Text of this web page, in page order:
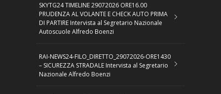
SKYTG24 TIMELINE 29072026 ORE16.00
PRUDENZA AL VOLANTE E CHECK AUTO PRIMA
DI PARTIRE Intervista al Segretario Nazionale
Autoscuole Alfredo Boenzi
RAI-NEWS24-FILO_DIRETTO_29072026-ORE1430
– SICUREZZA STRADALE Intervista al Segretario
Nazionale Alfredo Boenzi